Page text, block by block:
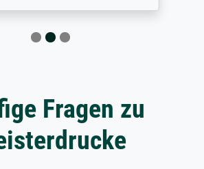
Fragen zu